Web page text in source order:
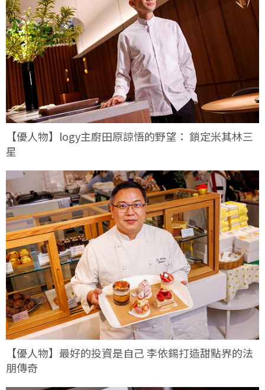
【優人物】logy主廚田原諒悟的野望： 鎖定米其林三
星
【優人物】最好的投資是自己 李依錫打造甜點界的法
朋傳奇